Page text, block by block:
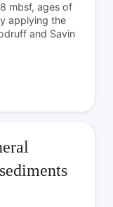
mbsf, ages of
applying the
and Savin